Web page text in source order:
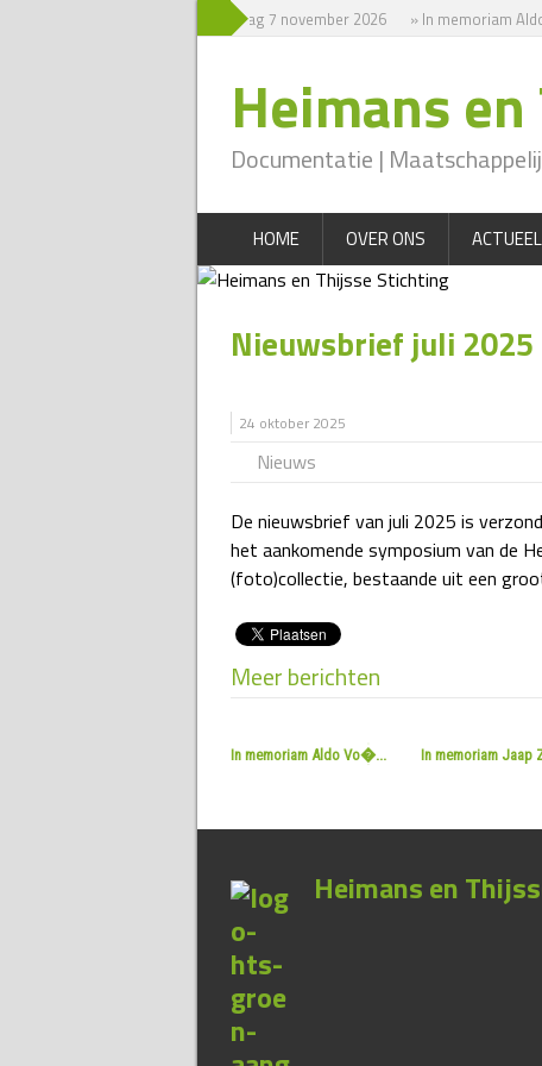
» Symposium zaterdag 7 november 2026 » In memoriam
Heimans
Documentatie |
HOME OVER ONS ACTUEEL
Nieuwsbrief juli 2025
24 oktober 2025
Nieuws
De nieuwsbrief van juli 2025 is
het aankomende symposium van de
(foto)collectie, bestaande uit een
Meer berichten
In memoriam Aldo Vo�... In memoriam Jaap
Heimans en